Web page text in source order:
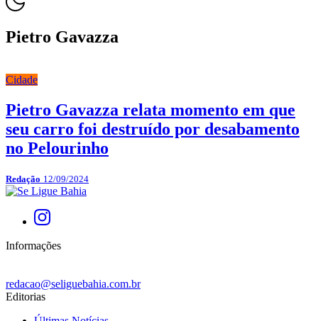
Pietro Gavazza
Cidade
Pietro Gavazza relata momento em que
seu carro foi destruído por desabamento
no Pelourinho
Redação 12/09/2024
Informações
redacao@seliguebahia.com.br
Editorias